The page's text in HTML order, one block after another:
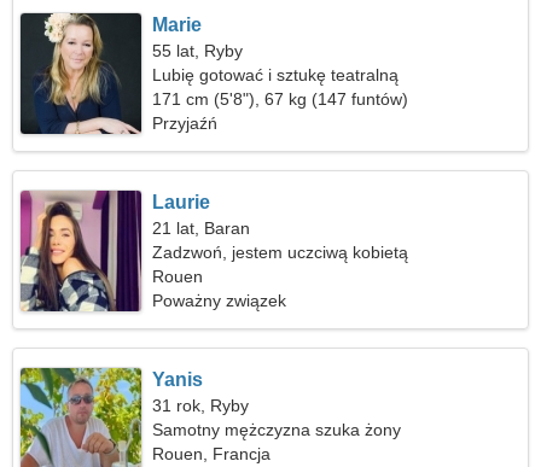
Marie
55 lat, Ryby
Lubię gotować i sztukę teatralną
171 cm (5'8"), 67 kg (147 funtów)
Przyjaźń
Laurie
21 lat, Baran
Zadzwoń, jestem uczciwą kobietą
Rouen
Poważny związek
Yanis
31 rok, Ryby
Samotny mężczyzna szuka żony
Rouen, Francja